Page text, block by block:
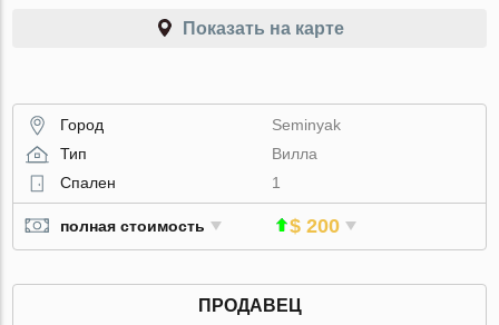
Показать на карте
Город
Seminyak
Тип
Вилла
Спален
1
полная стоимость $ 200
ПРОДАВЕЦ